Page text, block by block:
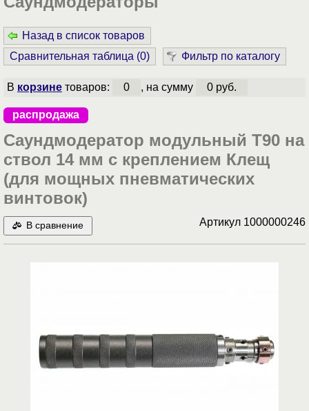
Назад в список товаров
Сравнительная таблица (0) Фильтр по каталогу
В корзинетоваров: 0 , на сумму 0 руб.
распродажа
Саундмодератор модульный T90 на
ствол 14 мм с креплением Клещ
(для мощных пневматических
винтовок)
В сравнение Артикул 1000000246